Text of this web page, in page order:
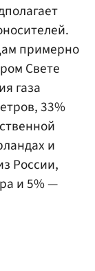
примерно
Свете
газа
33%
и
России,
и 5% —